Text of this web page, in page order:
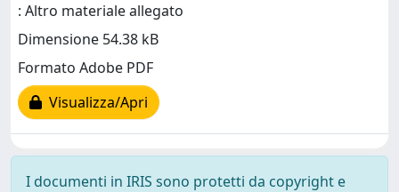
: Altro materiale allegato
Dimensione 54.38 kB
Formato Adobe PDF
Visualizza/Apri
I documenti in IRIS sono protetti da copyright e